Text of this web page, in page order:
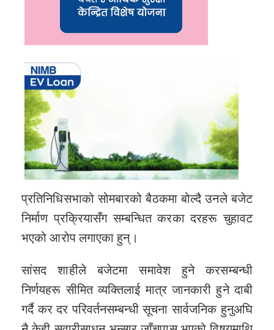
प्रतिनिधिसभाको सोमबारको बैठकमा बोल्दै उनले बजेट
निर्माण प्रक्रियासँग सम्बन्धित करका दरहरू चुहावट
भएको आरोप लगाएका हुन्।
सांसद शाहीले बजेटमा समावेश हुने करसम्बन्धी
निर्णयहरू सीमित व्यक्तिलाई मात्र जानकारी हुने दाबी
गर्दै कर दर परिवर्तनसम्बन्धी सूचना सार्वजनिक हुनुअघि